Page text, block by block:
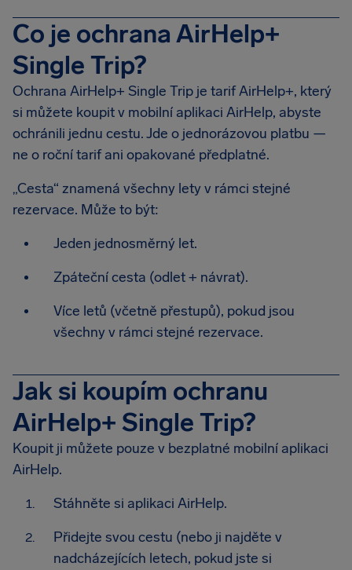
Co je ochrana AirHelp+
Single Trip?
Ochrana AirHelp+ Single Trip je tarif AirHelp+, který
si můžete koupit v mobilní aplikaci AirHelp, abyste
ochránili jednu cestu. Jde o jednorázovou platbu —
ne o roční tarif ani opakované předplatné.
„Cesta“ znamená všechny lety v rámci stejné
rezervace. Může to být:
Jeden jednosměrný let.
Zpáteční cesta (odlet + návrat).
Více letů (včetně přestupů), pokud jsou
všechny v rámci stejné rezervace.
Jak si koupím ochranu
AirHelp+ Single Trip?
Koupit ji můžete pouze v bezplatné mobilní aplikaci
AirHelp.
Stáhněte si aplikaci AirHelp.
Přidejte svou cestu (nebo ji najděte v
nadcházejících letech, pokud jste si